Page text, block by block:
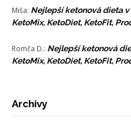
Miša: Nejlepší ketonová dieta
KetoMix, KetoDiet, KetoFit,
Romča D.: Nejlepší ketonová
KetoMix, KetoDiet, KetoFit,
Archivy